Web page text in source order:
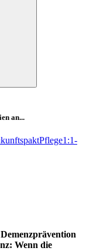
an...
1:1-
Wenn die